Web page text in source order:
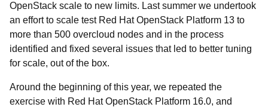
OpenStack scale to new limits. Last summer we undertook
an effort to scale test Red Hat OpenStack Platform 13 to
more than 500 overcloud nodes and in the process
identified and fixed several issues that led to better tuning
for scale, out of the box.
Around the beginning of this year, we repeated the
exercise with Red Hat OpenStack Platform 16.0, and